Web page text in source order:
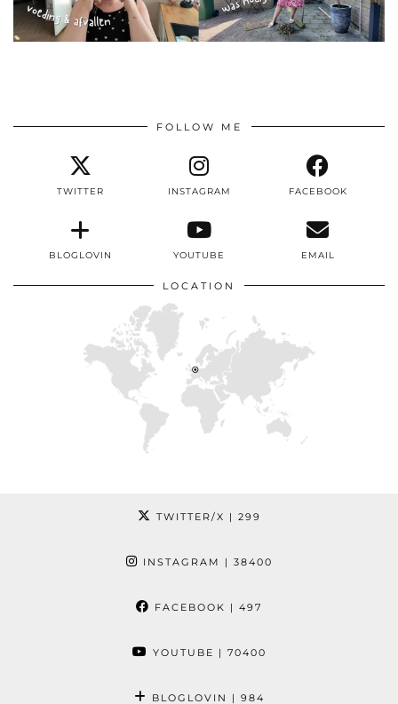
FOLLOW ME
TWITTER INSTAGRAM FACEBOOK
BLOGLOVIN YOUTUBE EMAIL
LOCATION
TWITTER/X | 299
INSTAGRAM | 38400
FACEBOOK | 497
YOUTUBE | 70400
BLOGLOVIN | 984